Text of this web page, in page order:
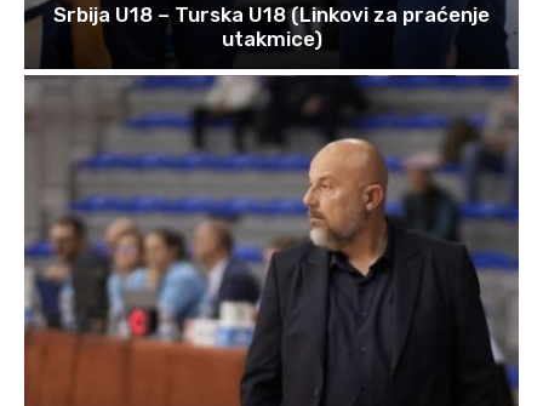
Srbija U18 – Turska U18 (Linkovi za praćenje
utakmice)